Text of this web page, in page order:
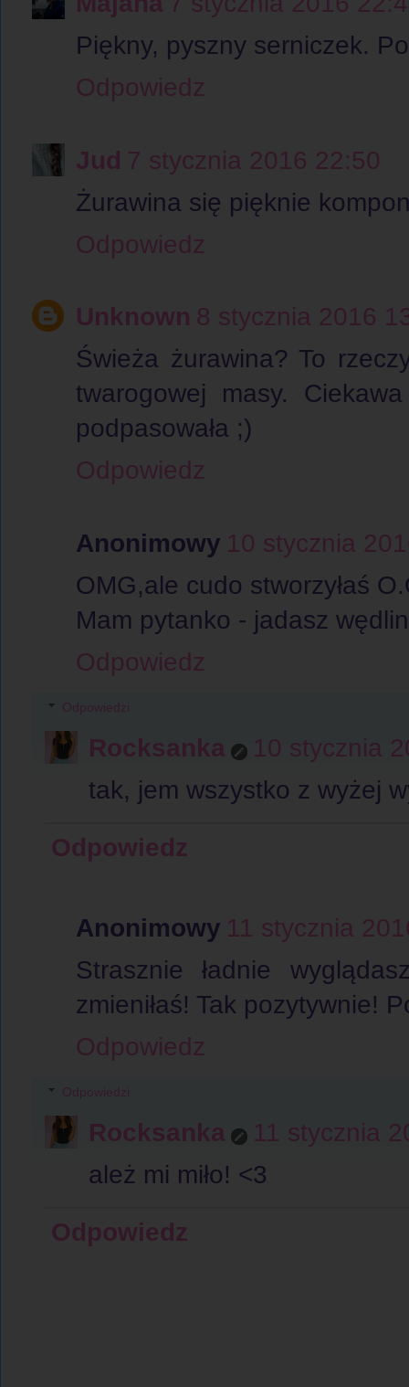
Piękny, pyszny serniczek.
Odpowiedz
Jud 7 stycznia 2016 22:50
Żurawina się pięknie
Odpowiedz
Unknown 8 stycznia 2016
Świeża żurawina? To
twarogowej masy.
podpasowała ;)
Odpowiedz
Anonimowy 10 stycznia
OMG,ale cudo stworzyłaś
Mam pytanko - jadasz
Odpowiedz
Odpowiedzi
Rocksanka
10 stycznia
tak, jem wszystko z wyżej
Odpowiedz
Anonimowy 11 stycznia
Strasznie ładnie
zmieniłaś! Tak pozytywnie!
Odpowiedz
Odpowiedzi
Rocksanka
11 stycznia
ależ mi miło! <3
Odpowiedz